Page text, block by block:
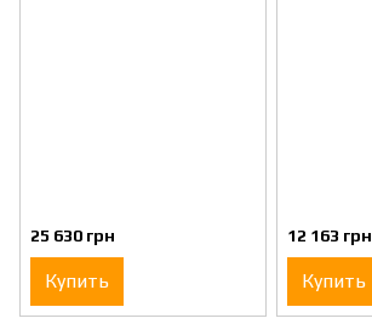
25 630 грн
Купить
12 163 грн
Купить